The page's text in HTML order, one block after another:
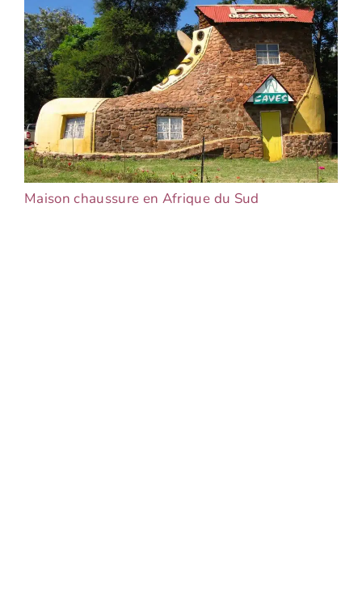
Maison chaussure en Afrique du Sud